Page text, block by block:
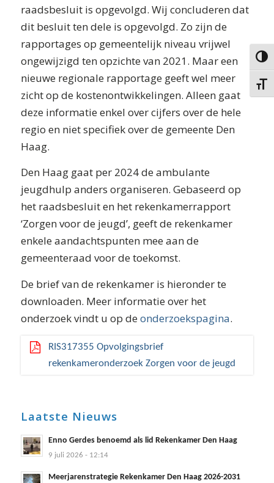
Kies
raadsbesluit is opgevolgd. Wij concluderen dat
dit besluit ten dele is opgevolgd. Zo zijn de
rapportages op gemeentelijk niveau vrijwel
ongewijzigd ten opzichte van 2021. Maar een
nieuwe regionale rapportage geeft wel meer
zicht op de kostenontwikkelingen. Alleen gaat
deze informatie enkel over cijfers over de hele
regio en niet specifiek over de gemeente Den
Haag.
Den Haag gaat per 2024 de ambulante
jeugdhulp anders organiseren. Gebaseerd op
het raadsbesluit en het rekenkamerrapport
‘Zorgen voor de jeugd’, geeft de rekenkamer
enkele aandachtspunten mee aan de
gemeenteraad voor de toekomst.
De brief van de rekenkamer is hieronder te
downloaden. Meer informatie over het
onderzoek vindt u op de onderzoekspagina.
RIS317355 Opvolgingsbrief
rekenkameronderzoek Zorgen voor de jeugd
Laatste Nieuws
Enno Gerdes benoemd als lid Rekenkamer Den Haag
9 juli 2026 - 12:14
Meerjarenstrategie Rekenkamer Den Haag 2026-2031